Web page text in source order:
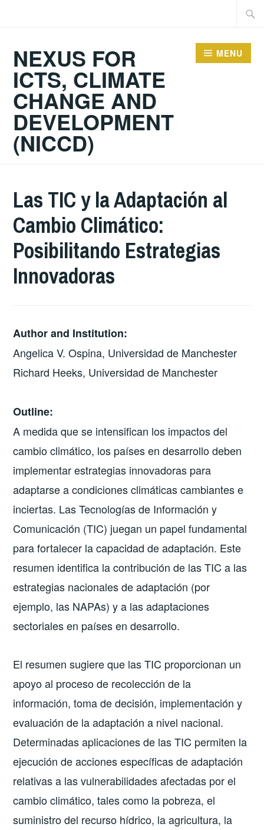
NEXUS FOR
ICTS, CLIMATE
CHANGE AND
DEVELOPMENT
(NICCD)
MENU
Las TIC y la Adaptación al
Cambio Climático:
Posibilitando Estrategias
Innovadoras
Author and Institution:
Angelica V. Ospina, Universidad de Manchester
Richard Heeks, Universidad de Manchester
Outline:
A medida que se intensifican los impactos del
cambio climático, los países en desarrollo deben
implementar estrategias innovadoras para
adaptarse a condiciones climáticas cambiantes e
inciertas. Las Tecnologías de Información y
Comunicación (TIC) juegan un papel fundamental
para fortalecer la capacidad de adaptación. Este
resumen identifica la contribución de las TIC a las
estrategias nacionales de adaptación (por
ejemplo, las NAPAs) y a las adaptaciones
sectoriales en países en desarrollo.
El resumen sugiere que las TIC proporcionan un
apoyo al proceso de recolección de la
información, toma de decisión, implementación y
evaluación de la adaptación a nivel nacional.
Determinadas aplicaciones de las TIC permiten la
ejecución de acciones específicas de adaptación
relativas a las vulnerabilidades afectadas por el
cambio climático, tales como la pobreza, el
suministro del recurso hídrico, la agricultura, la